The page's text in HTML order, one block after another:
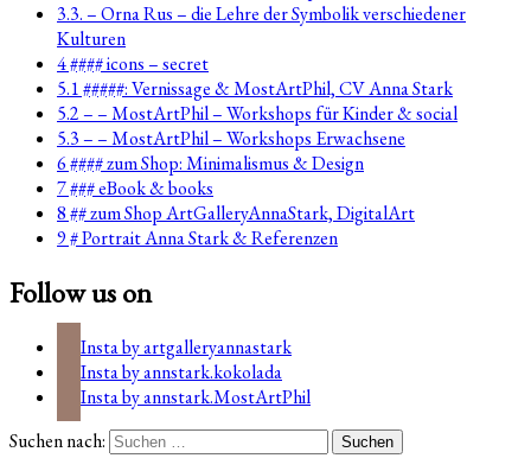
3.3. – Orna Rus – die Lehre der Symbolik verschiedener
Kulturen
4 #### icons – secret
5.1 #####: Vernissage & MostArtPhil, CV Anna Stark
5.2 – – MostArtPhil – Workshops für Kinder & social
5.3 – – MostArtPhil – Workshops Erwachsene
6 #### zum Shop: Minimalismus & Design
7 ### eBook & books
8 ## zum Shop ArtGalleryAnnaStark, DigitalArt
9 # Portrait Anna Stark & Referenzen
Follow us on
Insta by artgalleryannastark
Insta by annstark.kokolada
Insta by annstark.MostArtPhil
Suchen nach: